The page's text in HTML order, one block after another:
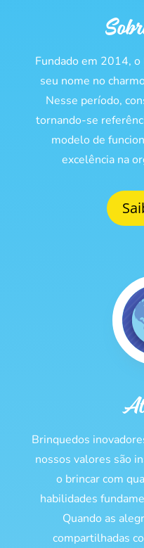
Fundado em 2014, o
seu nome no
Nesse período,
tornando-se
modelo de
excelência na
Brinquedos
nossos valores são
o brincar com
habilidades
Quando as
compartilhadas